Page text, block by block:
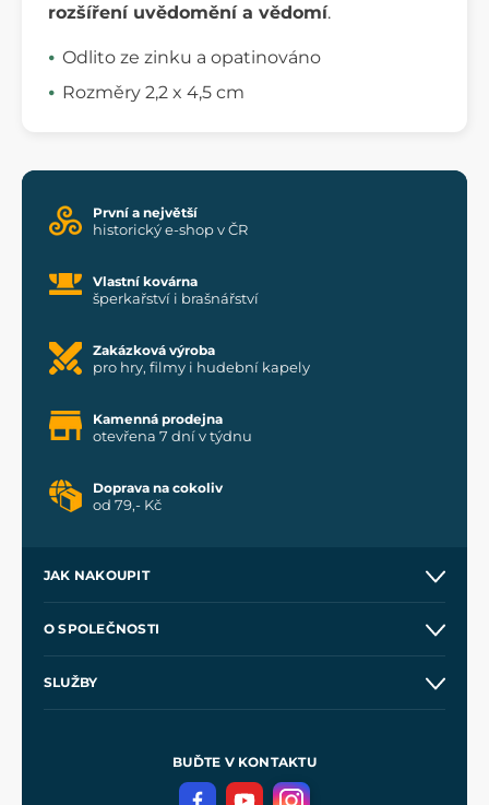
rozšíření uvědomění a vědomí.
Odlito ze zinku a opatinováno
Rozměry 2,2 x 4,5 cm
První a největší
historický e-shop v ČR
Vlastní kovárna
šperkařství i brašnářství
Zakázková výroba
pro hry, filmy i hudební kapely
Kamenná prodejna
otevřena 7 dní v týdnu
Doprava na cokoliv
od 79,- Kč
JAK NAKOUPIT
Velkoobchod
O SPOLEČNOSTI
SLUŽBY
Meče pro Kingdom Come
BUĎTE V KONTAKTU